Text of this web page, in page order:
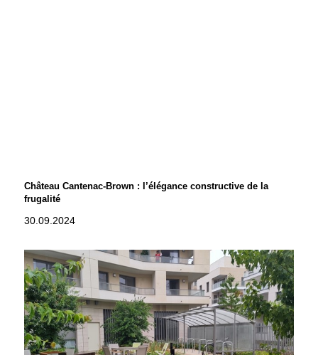
Château Cantenac-Brown : l’élégance constructive de la
frugalité
30.09.2024